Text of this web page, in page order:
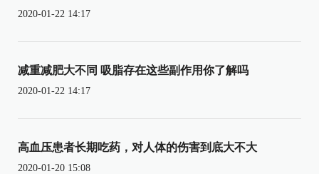
2020-01-22 14:17
减重减肥大不同 吸脂存在这些副作用你了解吗
2020-01-22 14:17
高血压患者长期吃药，对人体的伤害到底大不大
2020-01-20 15:08